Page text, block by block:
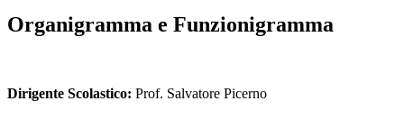
Organigramma e Funzionigramma
Dirigente Scolastico: Prof. Salvatore Picerno